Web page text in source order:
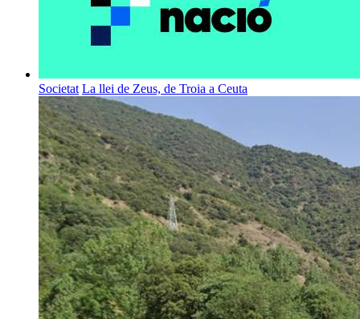
Societat La llei de Zeus, de Troia a Ceuta